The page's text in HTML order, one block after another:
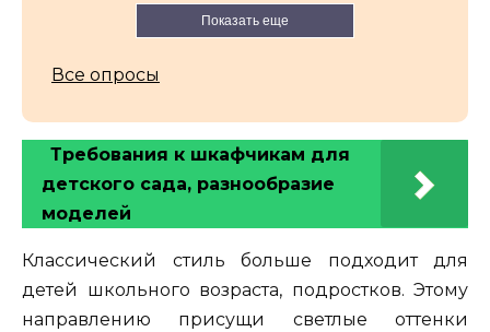
Показать еще
Все опросы
Требования к шкафчикам для
детского сада, разнообразие
моделей
Классический стиль больше подходит для
детей школьного возраста, подростков. Этому
направлению присущи светлые оттенки